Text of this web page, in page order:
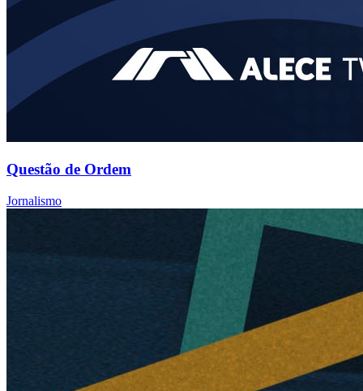
Questão de Ordem
Jornalismo